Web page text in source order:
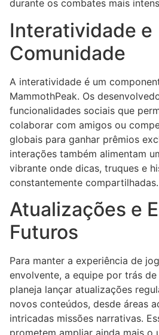
durante os combates mais
Interatividade e
Comunidade
A interatividade é um
MammothPeak. Os
funcionalidades sociais que
colaborar com amigos ou
globais para ganhar prêmios
interações também alimentam
vibrante onde dicas, truques e
constantemente compartilhadas.
Atualizações e
Futuros
Para manter a experiência de
envolvente, a equipe por trás
planeja lançar atualizações
novos conteúdos, desde áreas
intricadas missões narrativas.